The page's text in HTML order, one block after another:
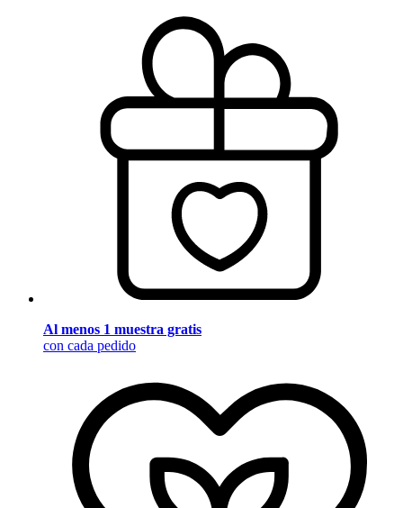
Al menos 1 muestra gratis
con cada pedido